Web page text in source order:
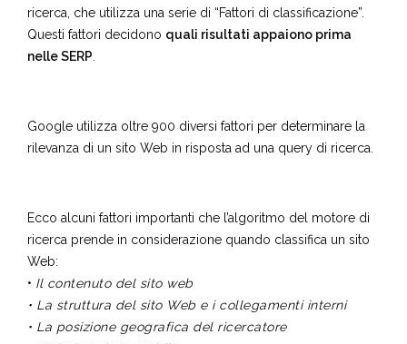
ricerca, che utilizza una serie di “Fattori di classificazione”.
Questi fattori decidono quali risultati appaiono prima
nelle SERP.
Google utilizza oltre 900 diversi fattori per determinare la
rilevanza di un sito Web in risposta ad una query di ricerca.
Ecco alcuni fattori importanti che l’algoritmo del motore di
ricerca prende in considerazione quando classifica un sito
Web:
• Il contenuto del sito web
• La struttura del sito Web e i collegamenti interni
• La posizione geografica del ricercatore